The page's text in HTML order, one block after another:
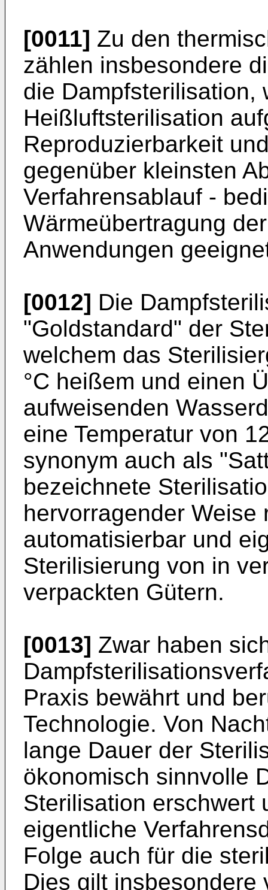
[0011] Zu den
zählen insbesondere
die Dampfsterilisation,
Heißluftsterilisation
Reproduzierbarkeit
gegenüber kleinsten
Verfahrensablauf -
Wärmeübertragung
Anwendungen
[0012] Die
"Goldstandard" der
welchem das
°C heißem und einen
aufweisenden
eine Temperatur von
synonym auch als
bezeichnete
hervorragender Weise
automatisierbar und
Sterilisierung von in
verpackten Gütern.
[0013] Zwar haben
Praxis bewährt und
Technologie. Von
lange Dauer der
ökonomisch sinnvolle
Sterilisation erschwert
eigentliche
Folge auch für die
Dies gilt insbesondere